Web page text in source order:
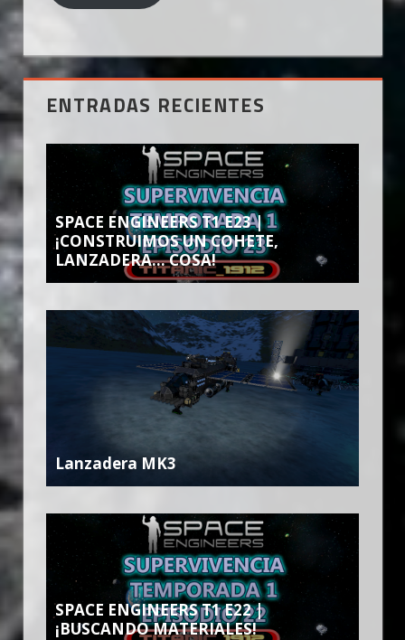
ENTRADAS RECIENTES
SPACE ENGINEERS T1 E23 |
¡CONSTRUIMOS UN COHETE,
LANZADERA… COSA!
Lanzadera MK3
SPACE ENGINEERS T1 E22 |
¡BUSCANDO MATERIALES!